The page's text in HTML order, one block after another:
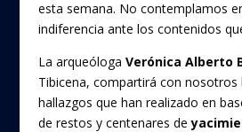
b
o
o
k
er
esta semana. No contemplamos
indiferencia ante los contenidos
La arqueóloga Verónica Alberto
Tibicena, compartirá con nosotros
hallazgos que han realizado en
de restos y centenares de